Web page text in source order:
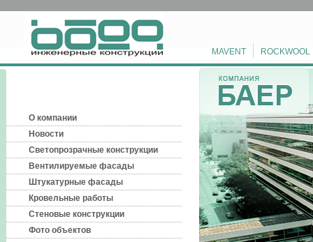
MAVENT ROCKWOOL
О компании
Новости
Светопрозрачные конструкции
Вентилируемые фасады
Штукатурные фасады
Кровельные работы
Стеновые конструкции
Фото объектов